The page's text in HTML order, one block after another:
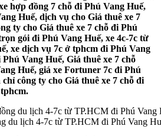
hợp đồng 7 chỗ đi Phú Vang Huế,
Huế, dịch vụ cho Giá thuê xe 7
ty cho Giá thuê xe 7 chỗ đi Phú
gói đi Phú Vang Huế, xe 4c-7c từ
xe dịch vụ 7c ở tphcm đi Phú Vang
Vang Huế, Giá thuê xe 7 chỗ
Huế, giá xe Fortuner 7c đi Phú
công ty cho Giá thuê xe 7 chỗ đi
du lịch 4-7c từ TP.HCM đi Phú Vang